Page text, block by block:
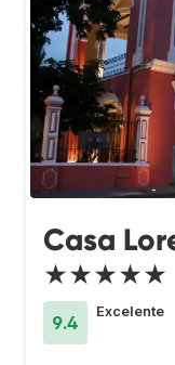
Casa
★★★★★
9.4
Excelente